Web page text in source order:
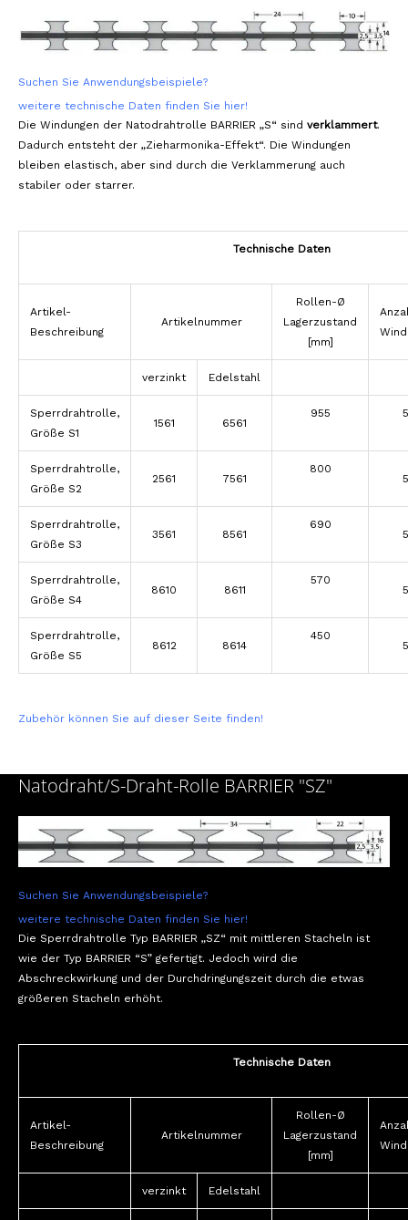
Suchen Sie Anwendungsbeispiele?
weitere technische Daten finden Sie hier!
Die Windungen der Natodrahtrolle BARRIER „S“ sind verklammert.
Dadurch entsteht der „Zieharmonika-Effekt“. Die Windungen
bleiben elastisch, aber sind durch die Verklammerung auch
stabiler oder starrer.
Technische Daten
Artikel-
Beschreibung
Artikelnummer
Rollen-Ø
Lagerzustand
[mm]
verzinkt Edelstahl
Sperrdrahtrolle,
Größe S1
1561 6561
955
Sperrdrahtrolle,
Größe S2
2561 7561
800
Sperrdrahtrolle,
Größe S3
3561 8561
690
Sperrdrahtrolle,
Größe S4
8610 8611
570
Sperrdrahtrolle,
Größe S5
8612 8614
450
Zubehör können Sie auf dieser Seite finden!
Natodraht/S-Draht-Rolle BARRIER "SZ"
Suchen Sie Anwendungsbeispiele?
weitere technische Daten finden Sie hier!
Die Sperrdrahtrolle Typ BARRIER „SZ“ mit mittleren Stacheln ist
wie der Typ BARRIER “S” gefertigt. Jedoch wird die
Abschreckwirkung und der Durchdringungszeit durch die etwas
größeren Stacheln erhöht.
Technische Daten
Artikel-
Beschreibung
Artikelnummer
Rollen-Ø
Lagerzustand
[mm]
verzinkt Edelstahl